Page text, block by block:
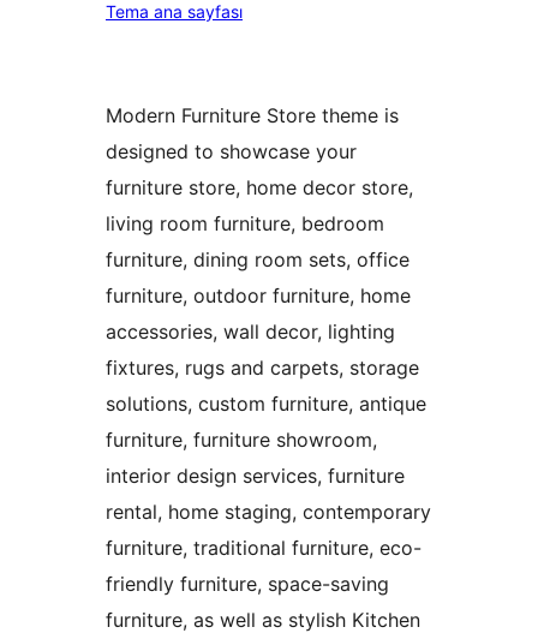
Tema ana sayfası
Modern Furniture Store theme is
designed to showcase your
furniture store, home decor store,
living room furniture, bedroom
furniture, dining room sets, office
furniture, outdoor furniture, home
accessories, wall decor, lighting
fixtures, rugs and carpets, storage
solutions, custom furniture, antique
furniture, furniture showroom,
interior design services, furniture
rental, home staging, contemporary
furniture, traditional furniture, eco-
friendly furniture, space-saving
furniture, as well as stylish Kitchen